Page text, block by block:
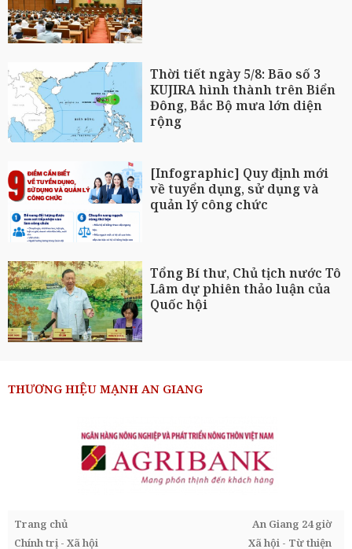
Thời tiết ngày 5/8: Bão số 3
KUJIRA hình thành trên Biển
Đông, Bắc Bộ mưa lớn diện
rộng
[Infographic] Quy định mới
về tuyển dụng, sử dụng và
quản lý công chức
Tổng Bí thư, Chủ tịch nước Tô
Lâm dự phiên thảo luận của
Quốc hội
THƯƠNG HIỆU MẠNH AN GIANG
Trang chủ
An Giang 24 giờ
Chính trị - Xã hội
Xã hội - Từ thiện